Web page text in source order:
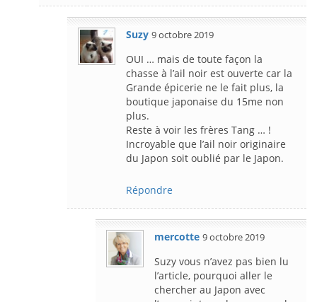
Suzy 9 octobre 2019
OUI … mais de toute façon la
chasse à l’ail noir est ouverte car la
Grande épicerie ne le fait plus, la
boutique japonaise du 15me non
plus.
Reste à voir les frères Tang … !
Incroyable que l’ail noir originaire
du Japon soit oublié par le Japon.
Répondre
mercotte 9 octobre 2019
Suzy vous n’avez pas bien lu
l’article, pourquoi aller le
chercher au Japon avec